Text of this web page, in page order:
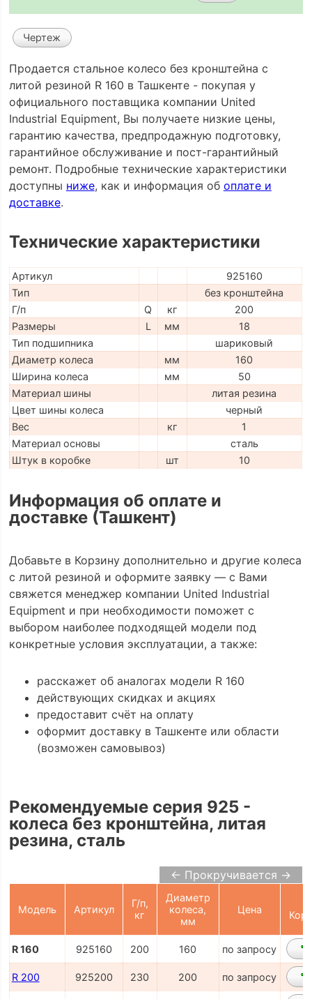
Чертеж
Продается стальное колесо без кронштейна с
литой резиной R 160 в Ташкенте - покупая у
официального поставщика компании United
Industrial Equipment, Вы получаете низкие цены,
гарантию качества, предпродажную подготовку,
гарантийное обслуживание и пост-гарантийный
ремонт. Подробные технические характеристики
доступны ниже, как и информация об оплате и
доставке.
Технические характеристики
Артикул
925160
Тип
без кронштейна
Г/п
Q кг
200
Размеры
L мм
18
Тип подшипника
шариковый
Диаметр колеса
мм
160
Ширина колеса
мм
50
Материал шины
литая резина
Цвет шины колеса
черный
Вес
кг
1
Материал основы
сталь
Штук в коробке
шт 10
Информация об оплате и
доставке (Ташкент)
Добавьте в Корзину дополнительно и другие колеса
с литой резиной и оформите заявку — с Вами
свяжется менеджер компании United Industrial
Equipment и при необходимости поможет с
выбором наиболее подходящей модели под
конкретные условия эксплуатации, а также:
расскажет об аналогах модели R 160
действующих скидках и акциях
предоставит счёт на оплату
оформит доставку в Ташкенте или области
(возможен самовывоз)
Рекомендуемые серия 925 -
колеса без кронштейна, литая
резина, сталь
← Прокручивается →
Модель Артикул
Г/п,
кг
Диаметр
колеса,
мм
Цена
R 160 925160 200 160 по запросу
R 200 925200 230 200 по запросу